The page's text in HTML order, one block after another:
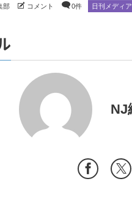
部 コメント 0件 日刊メディ
NJ